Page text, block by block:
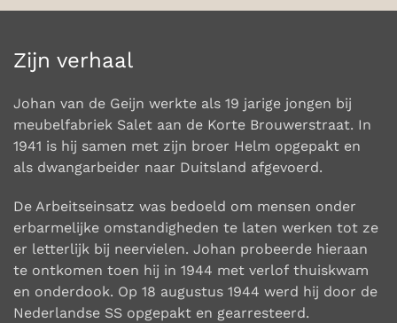
Zijn verhaal
Johan van de Geijn werkte als 19 jarige jongen bij
meubelfabriek Salet aan de Korte Brouwerstraat. In
1941 is hij samen met zijn broer Helm opgepakt en
als dwangarbeider naar Duitsland afgevoerd.
De Arbeitseinsatz was bedoeld om mensen onder
erbarmelijke omstandigheden te laten werken tot ze
er letterlijk bij neervielen. Johan probeerde hieraan
te ontkomen toen hij in 1944 met verlof thuiskwam
en onderdook. Op 18 augustus 1944 werd hij door de
Nederlandse SS opgepakt en gearresteerd.